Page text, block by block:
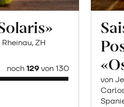
ZH
noch129von 130
von